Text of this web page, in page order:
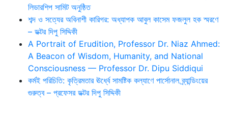
লিডারশিপ সামিট অনুষ্ঠিত
শব্দ ও সত্যের অবিনাশী কারিগর: অধ্যাপক আবুল কাসেম ফজলুল হক স্মরণে
– ডক্টর দিপু সিদ্দিকী
A Portrait of Erudition, Professor Dr. Niaz Ahmed:
A Beacon of Wisdom, Humanity, and National
Consciousness — Professor Dr. Dipu Siddiqui
কর্মই পরিচিতি: কৃত্রিমতার ঊর্ধ্বে সামষ্টিক কল্যাণে পার্সোনাল ব্র্যান্ডিংয়ের
গুরুত্ব – প্রফেসর ডক্টর দিপু সিদ্দিকী